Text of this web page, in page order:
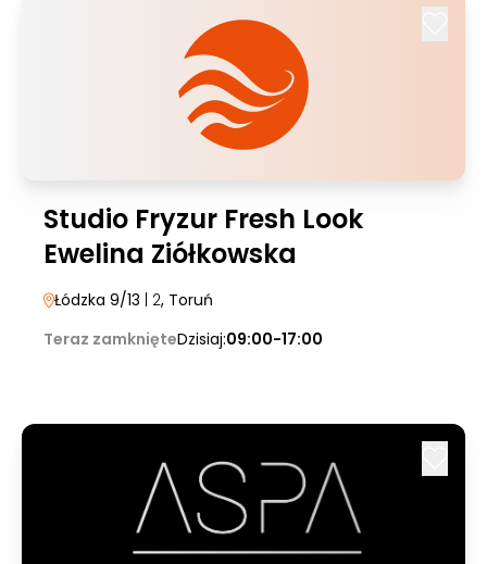
Studio Fryzur Fresh Look
Ewelina Ziółkowska
Łódzka 9/13 | 2, Toruń
Teraz zamknięteDzisiaj:09:00-17:00